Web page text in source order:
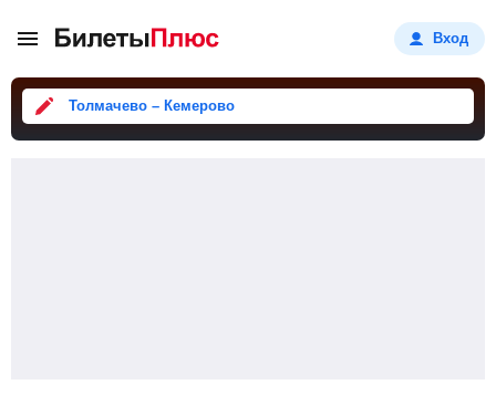
Вход
Толмачево – Кемерово